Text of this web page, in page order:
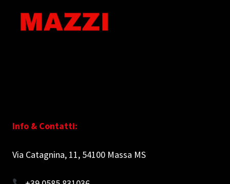
Info & Contatti:
Via Catagnina, 11, 54100 Massa MS